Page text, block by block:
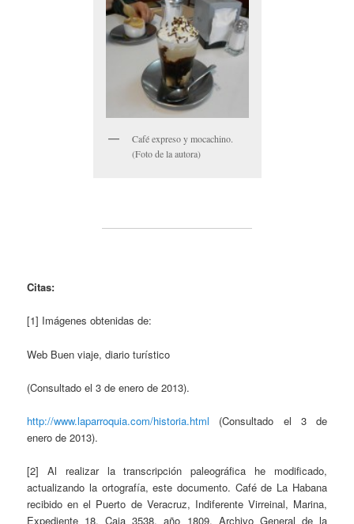
Café expreso y mocachino.
(Foto de la autora)
Citas:
[1] Imágenes obtenidas de:
Web Buen viaje, diario turístico
(Consultado el 3 de enero de 2013).
http://www.laparroquia.com/historia.html (Consultado el 3 de
enero de 2013).
[2] Al realizar la transcripción paleográfica he modificado,
actualizando la ortografía, este documento. Café de La Habana
recibido en el Puerto de Veracruz, Indiferente Virreinal, Marina,
Expediente 18, Caja 3538, año 1809, Archivo General de la